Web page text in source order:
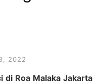
2022
di Roa Malaka Jakarta